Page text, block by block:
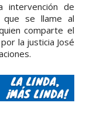
intervención de
que se llame al
comparte el
la justicia José